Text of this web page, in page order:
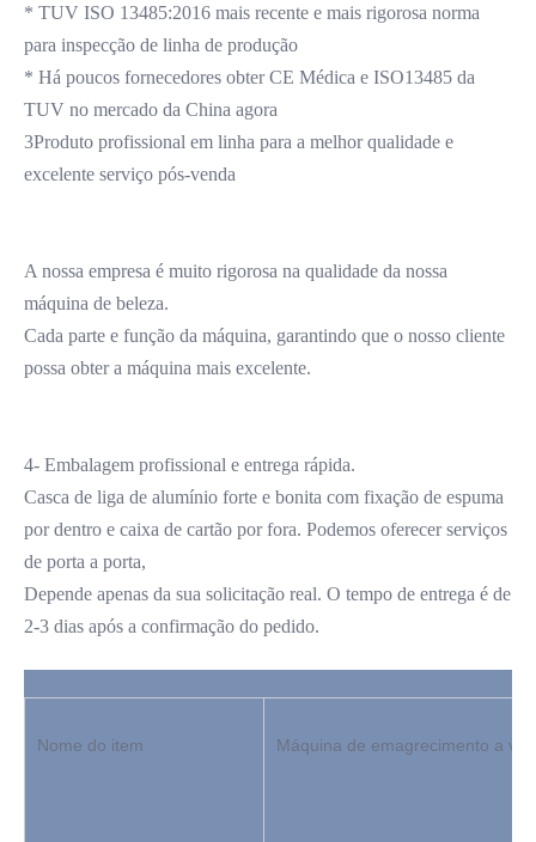
* TUV ISO 13485:2016 mais recente e mais rigorosa norma
para inspecção de linha de produção
* Há poucos fornecedores obter CE Médica e ISO13485 da
TUV no mercado da China agora
3Produto profissional em linha para a melhor qualidade e
excelente serviço pós-venda
A nossa empresa é muito rigorosa na qualidade da nossa
máquina de beleza.
Cada parte e função da máquina, garantindo que o nosso cliente
possa obter a máquina mais excelente.
4- Embalagem profissional e entrega rápida.
Casca de liga de alumínio forte e bonita com fixação de espuma
por dentro e caixa de cartão por fora. Podemos oferecer serviços
de porta a porta,
Depende apenas da sua solicitação real. O tempo de entrega é de
2-3 dias após a confirmação do pedido.
Nome do item Máquina de emagrecimento a